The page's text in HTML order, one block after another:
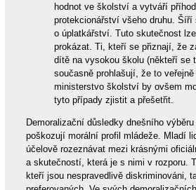
hodnot ve školství a vytváří
protekcionářství všeho druhu. Šíří
o úplatkářství. Tuto skutečnost
prokázat. Ti, kteří se přiznají, že
dítě na vysokou školu (někteří se
současně prohlašují, že to
ministerstvo školství by ovšem
tyto případy zjistit a přešetřit.
Demoralizační důsledky dnešního
poškozují morální profil mládeže. Mladí
účelově rozeznávat mezi krásnými
a skutečností, která je s nimi v rozporu.
kteří jsou nespravedlivě diskriminováni,